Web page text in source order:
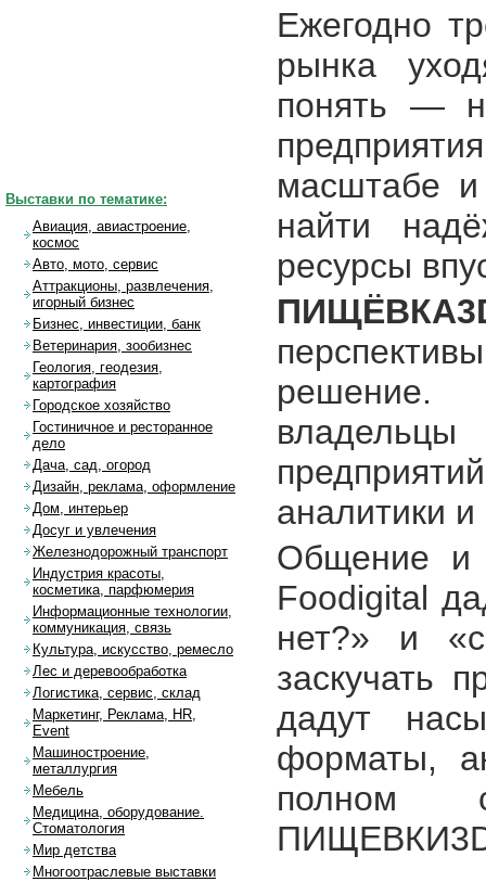
Ежегодно
рынка
понять —
масштабе
найти
ресурсы
решение.
аналитики
Общение и
Foodigital
нет?» и
заскучать
дадут
форматы,
полном
Выставки по тематике:
Авиация, авиастроение,
космос
Авто, мото, сервис
Аттракционы, развлечения,
игорный бизнес
Бизнес, инвестиции, банк
Ветеринария, зообизнес
Геология, геодезия,
картография
Городское хозяйство
Гостиничное и ресторанное
дело
Дача, сад, огород
Дизайн, реклама, оформление
Дом, интерьер
Досуг и увлечения
Железнодорожный транспорт
Индустрия красоты,
косметика, парфюмерия
Информационные технологии,
коммуникация, связь
Культура, искусство, ремесло
Лес и деревообработка
Логистика, сервис, склад
Маркетинг, Реклама, HR,
Event
Машиностроение,
металлургия
Мебель
Медицина, оборудование.
Стоматология
Мир детства
Многоотраслевые выставки